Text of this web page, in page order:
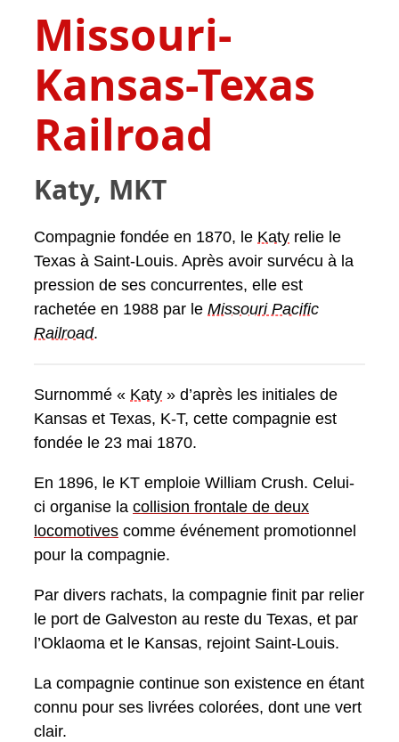
Missouri-
Kansas-Texas
Railroad
Katy, MKT
Compagnie fondée en 1870, le Katy relie le
Texas à Saint-Louis. Après avoir survécu à la
pression de ses concurrentes, elle est
rachetée en 1988 par le Missouri Pacific
Railroad.
Surnommé « Katy » d’après les initiales de
Kansas et Texas, K-T, cette compagnie est
fondée le 23 mai 1870.
En 1896, le KT emploie William Crush. Celui-
ci organise la collision frontale de deux
locomotives comme événement promotionnel
pour la compagnie.
Par divers rachats, la compagnie finit par relier
le port de Galveston au reste du Texas, et par
l’Oklaoma et le Kansas, rejoint Saint-Louis.
La compagnie continue son existence en étant
connu pour ses livrées colorées, dont une vert
clair.